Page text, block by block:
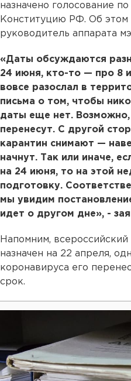
назначено голосование
Конституцию РФ. Об этом
руководитель аппарата
«Даты обсуждаются
24 июня, кто-то — про 8
вовсе разослал в
письма о том, чтобы
даты еще нет.
перенесут. С другой
карантин снимают —
начнут. Так или иначе,
на 24 июня, то на этой
подготовку.
мы увидим
идет о другом дне», -
Напомним,
назначен на 22 апреля,
коронавируса его
срок.